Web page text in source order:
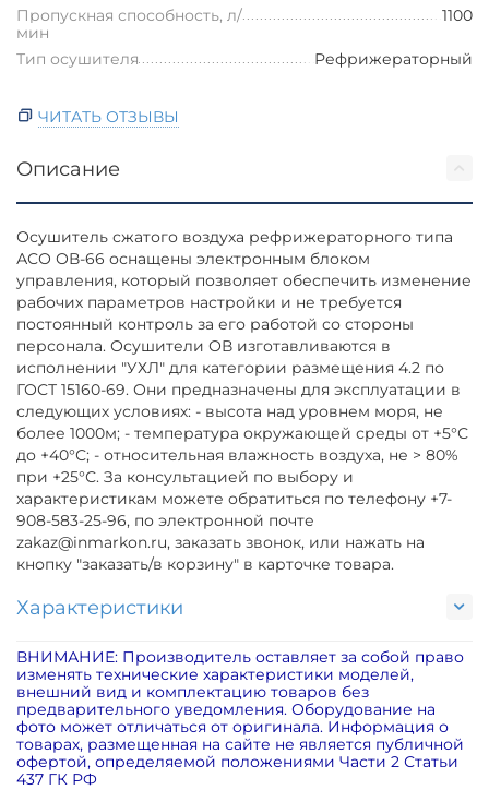
Пропускная способность, л/
мин
1100
Тип осушителя Рефрижераторный
ЧИТАТЬ ОТЗЫВЫ
Описание
Осушитель сжатого воздуха рефрижераторного типа
АСО ОВ-66 оснащены электронным блоком
управления, который позволяет обеспечить изменение
рабочих параметров настройки и не требуется
постоянный контроль за его работой со стороны
персонала. Осушители ОВ изготавливаются в
исполнении "УХЛ" для категории размещения 4.2 по
ГОСТ 15160-69. Они предназначены для эксплуатации в
следующих условиях: - высота над уровнем моря, не
более 1000м; - температура окружающей среды от +5°С
до +40°С; - относительная влажность воздуха, не > 80%
при +25°С. За консультацией по выбору и
характеристикам можете обратиться по телефону +7-
908-583-25-96, по электронной почте
zakaz@inmarkon.ru, заказать звонок, или нажать на
кнопку "заказать/в корзину" в карточке товара.
Характеристики
ВНИМАНИЕ: Производитель оставляет за собой право
изменять технические характеристики моделей,
внешний вид и комплектацию товаров без
предварительного уведомления. Оборудование на
фото может отличаться от оригинала. Информация о
товарах, размещенная на сайте не является публичной
офертой, определяемой положениями Части 2 Статьи
437 ГК РФ